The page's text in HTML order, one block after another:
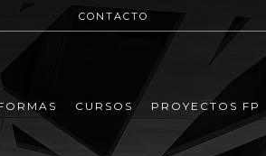
CONTACTO
CURSOS PROYECTOS FP